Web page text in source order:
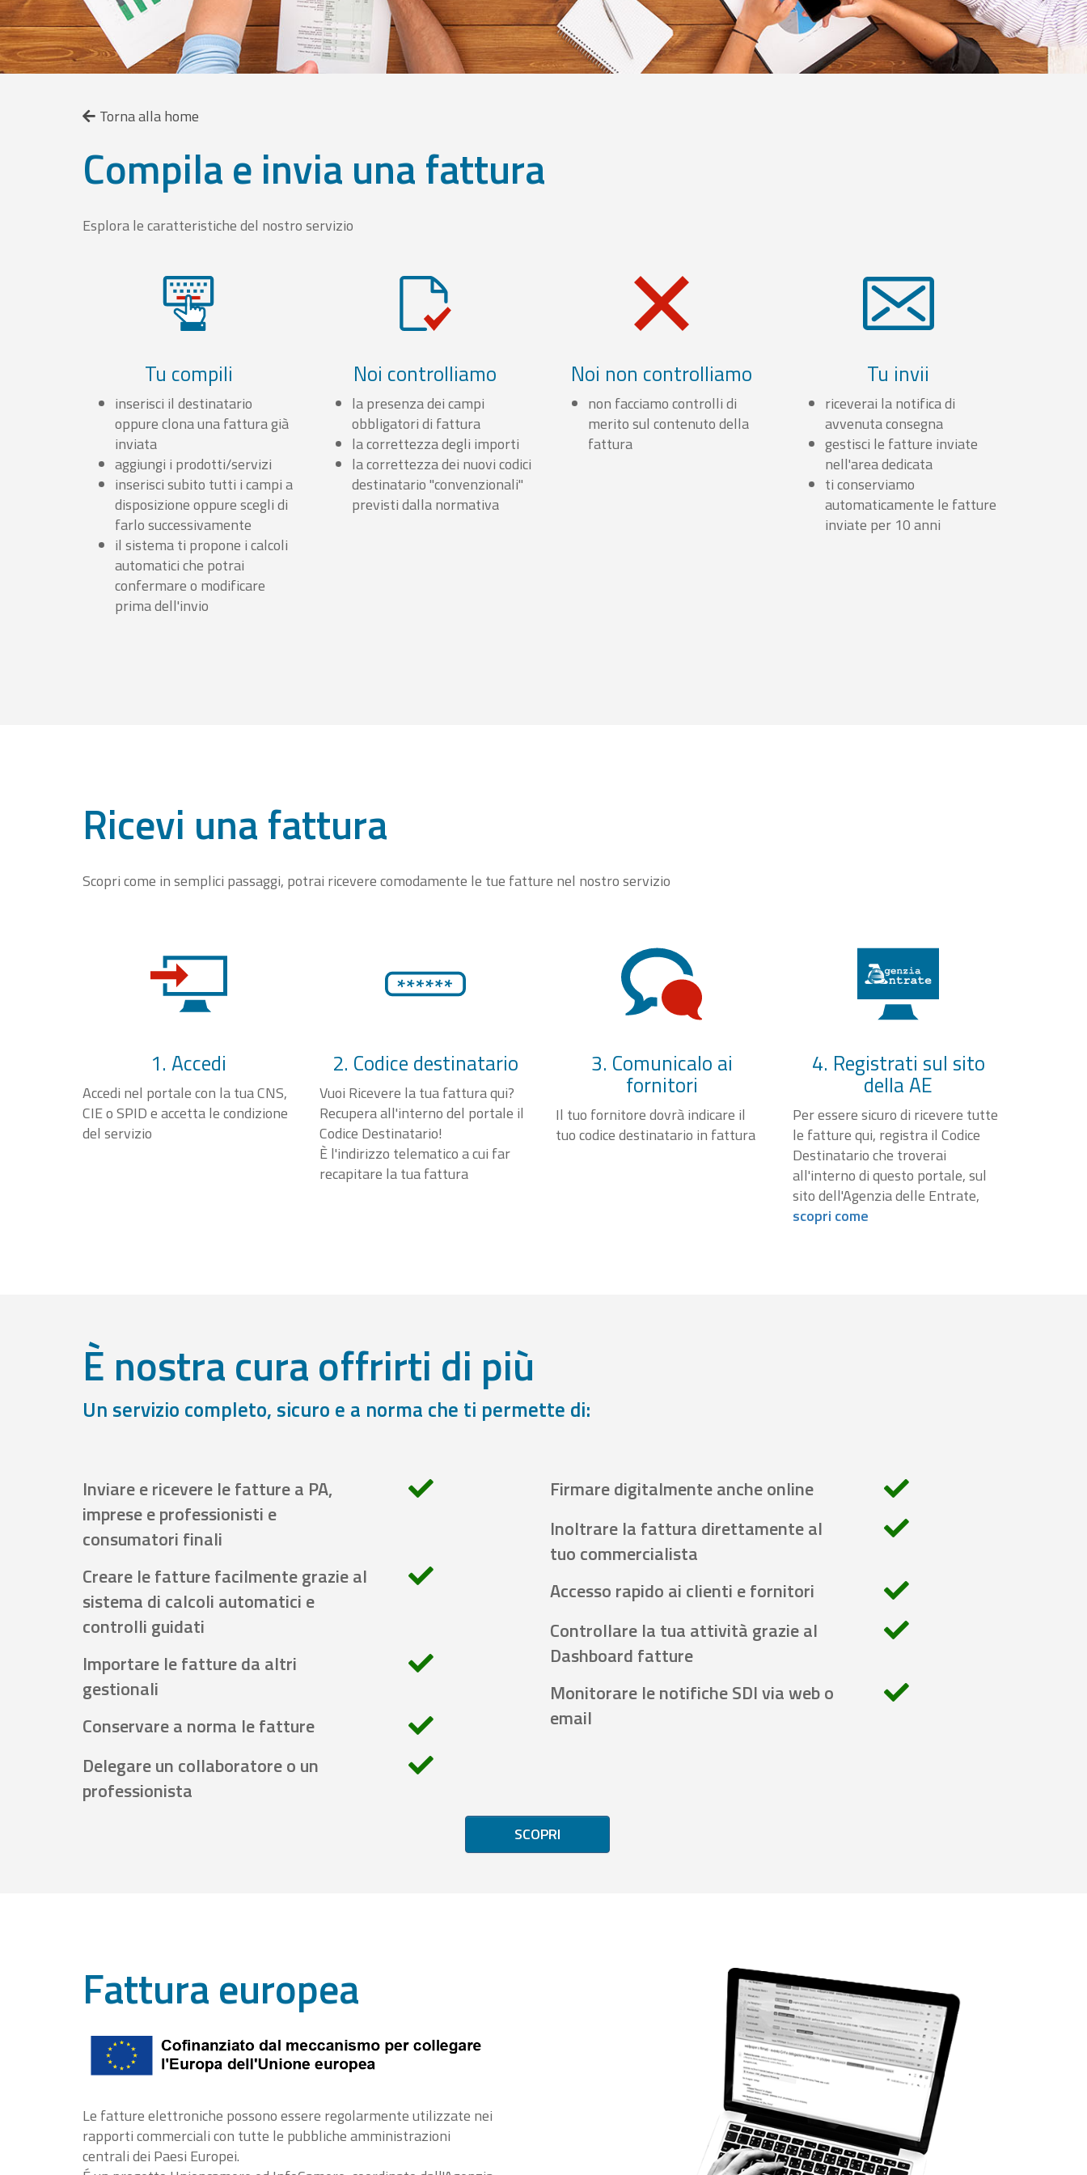
Torna alla home
Compila e invia una fattura
Esplora le caratteristiche del nostro servizio
Tu compili
inserisci il destinatario
oppure clona una fattura già
inviata
aggiungi i prodotti/servizi
inserisci subito tutti i campi a
disposizione oppure scegli di
farlo successivamente
il sistema ti propone i calcoli
automatici che potrai
confermare o modificare
prima dell'invio
Noi controlliamo
la presenza dei campi
obbligatori di fattura
la correttezza degli importi
la correttezza dei nuovi codici
destinatario "convenzionali"
previsti dalla normativa
Noi non controlliamo
non facciamo controlli di
merito sul contenuto della
fattura
Tu invii
riceverai la notifica di
avvenuta consegna
gestisci le fatture inviate
nell'area dedicata
ti conserviamo
automaticamente le fatture
inviate per 10 anni
Ricevi una fattura
Scopri come in semplici passaggi, potrai ricevere comodamente le tue fatture nel nostro servizio
1. Accedi
Accedi nel portale con la tua CNS,
CIE o SPID e accetta le condizione
del servizio
2. Codice destinatario
Vuoi Ricevere la tua fattura qui?
Recupera all'interno del portale il
Codice Destinatario!
È l'indirizzo telematico a cui far
recapitare la tua fattura
3. Comunicalo ai
fornitori
Il tuo fornitore dovrà indicare il
tuo codice destinatario in fattura
4. Registrati sul sito
della AE
Per essere sicuro di ricevere tutte
le fatture qui, registra il Codice
Destinatario che troverai
all'interno di questo portale, sul
sito dell'Agenzia delle Entrate,
scopri come
È nostra cura offrirti di più
Un servizio completo, sicuro e a norma che ti permette di:
Inviare e ricevere le fatture a PA,
imprese e professionisti e
consumatori finali
Creare le fatture facilmente grazie al
sistema di calcoli automatici e
controlli guidati
Importare le fatture da altri
gestionali
Conservare a norma le fatture
Delegare un collaboratore o un
professionista
Firmare digitalmente anche online
Inoltrare la fattura direttamente al
tuo commercialista
Accesso rapido ai clienti e fornitori
Controllare la tua attività grazie al
Dashboard fatture
Monitorare le notifiche SDI via web o
email
SCOPRI
Fattura europea
Le fatture elettroniche possono essere regolarmente utilizzate nei
rapporti commerciali con tutte le pubbliche amministrazioni
centrali dei Paesi Europei.